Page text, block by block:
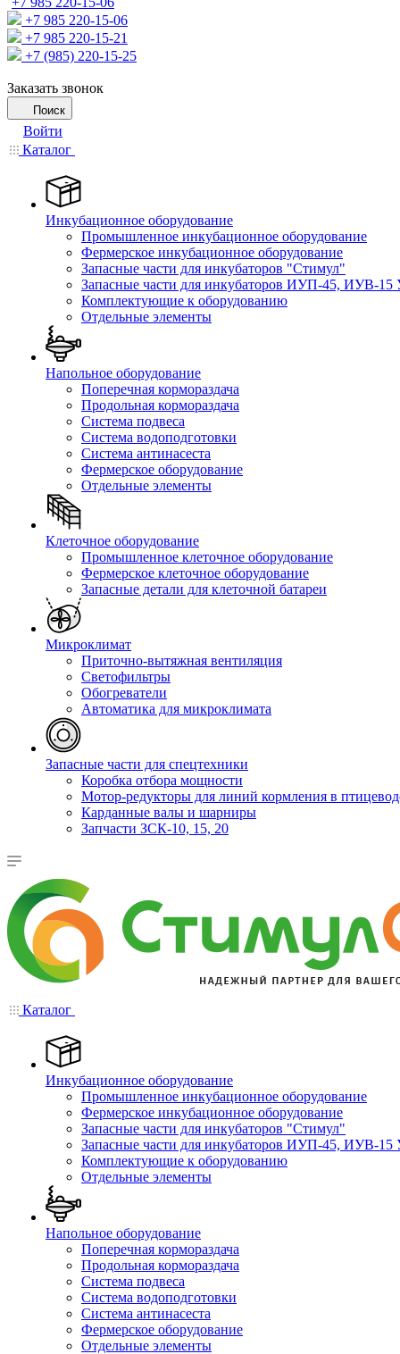
+7 985 220-15-06
+7 985 220-15-21
+7 (985) 220-15-25
Заказать звонок
Поиск
Войти
Каталог
Инкубационное оборудование
Промышленное инкубационное оборудование
Фермерское инкубационное оборудование
Запасные части для инкубаторов "Стимул"
Запасные части для инкубаторов ИУП-45, ИУВ-15
Комплектующие к оборудованию
Отдельные элементы
Напольное оборудование
Поперечная кормораздача
Продольная кормораздача
Система подвеса
Система водоподготовки
Система антинасеста
Фермерское оборудование
Отдельные элементы
Клеточное оборудование
Промышленное клеточное оборудование
Фермерское клеточное оборудование
Запасные детали для клеточной батареи
Микроклимат
Приточно-вытяжная вентиляция
Светофильтры
Обогреватели
Автоматика для микроклимата
Запасные части для спецтехники
Коробка отбора мощности
Мотор-редукторы для линий кормления в
Карданные валы и шарниры
Запчасти ЗСК-10, 15, 20
Каталог
Инкубационное оборудование
Промышленное инкубационное оборудование
Фермерское инкубационное оборудование
Запасные части для инкубаторов "Стимул"
Запасные части для инкубаторов ИУП-45, ИУВ-15
Комплектующие к оборудованию
Отдельные элементы
Напольное оборудование
Поперечная кормораздача
Продольная кормораздача
Система подвеса
Система водоподготовки
Система антинасеста
Фермерское оборудование
Отдельные элементы